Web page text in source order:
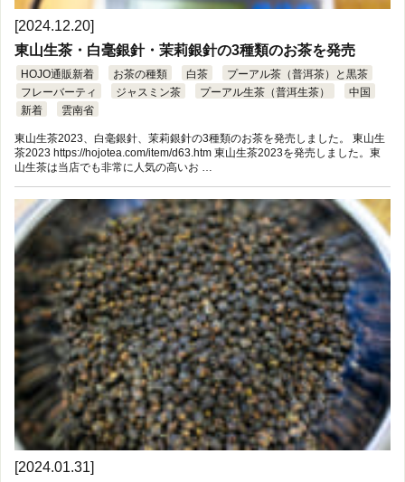
[2024.12.20]
東山生茶・白毫銀針・茉莉銀針の3種類のお茶を発売
HOJO通販新着 お茶の種類 白茶
プーアル茶（普洱茶）と黒茶
フレーバーティ
ジャスミン茶 プーアル生茶（普洱生茶）
中国
新着
雲南省
東山生茶2023、白毫銀針、茉莉銀針の3種類のお茶を発売しました。 東山生
茶2023 https://hojotea.com/item/d63.htm 東山生茶2023を発売しました。東
山生茶は当店でも非常に人気の高いお …
[2024.01.31]